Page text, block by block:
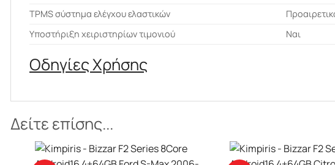
ΤPMS σύστημα ελέγχου ελαστικών
Υποστήριξη χειριστηρίων τιμονιού
Ναι
Οδηγίες Χρήσης
Δείτε επίσης...